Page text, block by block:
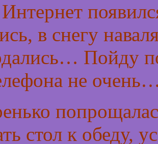
в снегу
Пойду
не
стол к обеду,